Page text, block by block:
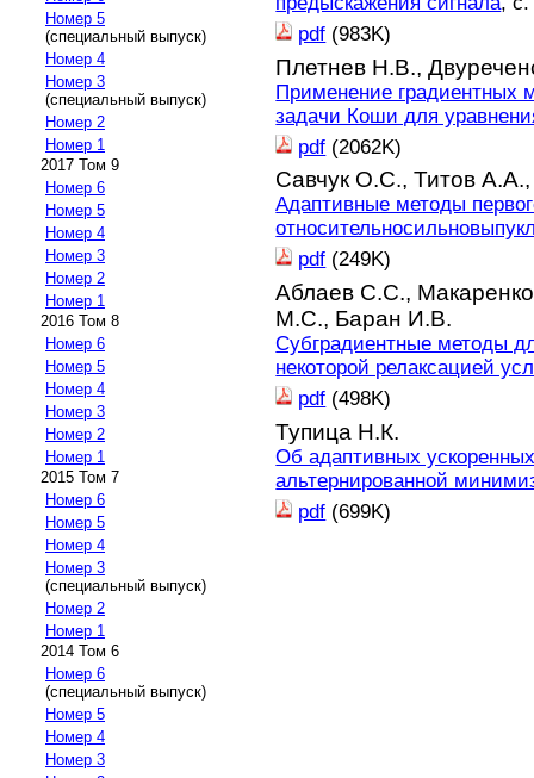
Номер 5
(специальный выпуск)
Номер 4
Номер 3
(специальный выпуск)
Номер 2
Номер 1
2017 Том 9
Номер 6
Номер 5
Номер 4
Номер 3
Номер 2
Номер 1
2016 Том 8
Номер 6
Номер 5
Номер 4
Номер 3
Номер 2
Номер 1
2015 Том 7
Номер 6
Номер 5
Номер 4
Номер 3
(специальный выпуск)
Номер 2
Номер 1
2014 Том 6
Номер 6
(специальный выпуск)
Номер 5
Номер 4
Номер 3
pdf (983K)
Плетнев Н.В.,
Применение градиентных
задачи Коши для
pdf (2062K)
Савчук О.С.,Титов
Адаптивные методы
pdf (249K)
Аблаев С.С.,
М.С., Баран И.В.
Субградиентные методы
некоторой релаксацией
pdf (498K)
Тупица Н.К.
Об адаптивных
альтернированной
pdf (699K)